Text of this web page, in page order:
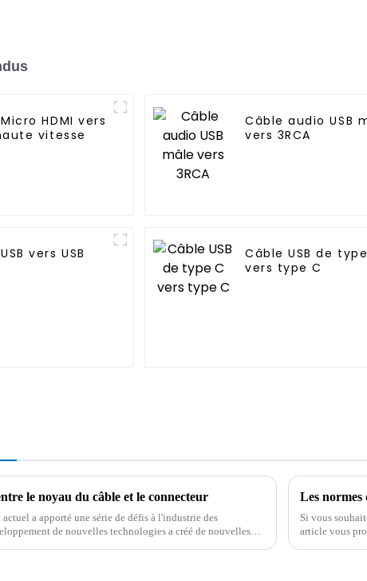
HDMI vers
vitesse
Câble audio USB
vers 3RCA
vers USB
Câble USB de
vers type C
le noyau du câble et le connecteur
a apporté une série de défis à l'industrie des
de nouvelles technologies a créé de nouvelles
Si vous
article vous